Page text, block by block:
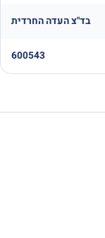
בד"צ העדה החרדית
600543